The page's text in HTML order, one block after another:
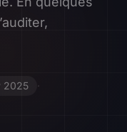
2025
·